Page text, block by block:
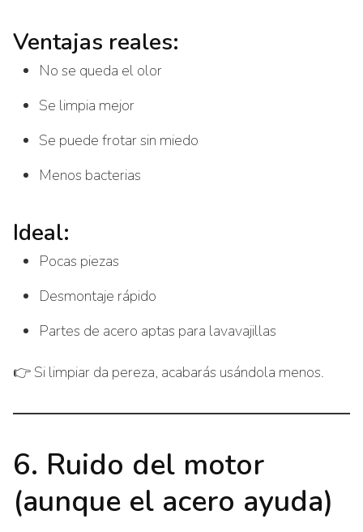
Ventajas reales:
No se queda el olor
Se limpia mejor
Se puede frotar sin miedo
Menos bacterias
Ideal:
Pocas piezas
Desmontaje rápido
Partes de acero aptas para lavavajillas
👉 Si limpiar da pereza, acabarás usándola menos.
6. Ruido del motor
(aunque el acero ayuda)